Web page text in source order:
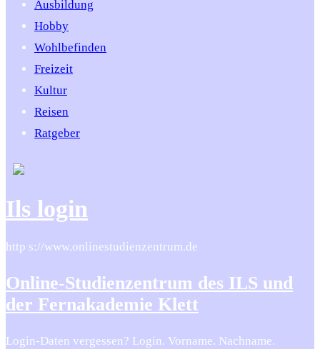
Ausbildung
Hobby
Wohlbefinden
Freizeit
Kultur
Reisen
Ratgeber
Ils login
http s://www.onlinestudienzentrum.de
Online-Studienzentrum des ILS und
der Fernakademie Klett
Login-Daten vergessen? Login. Vorname. Nachname.